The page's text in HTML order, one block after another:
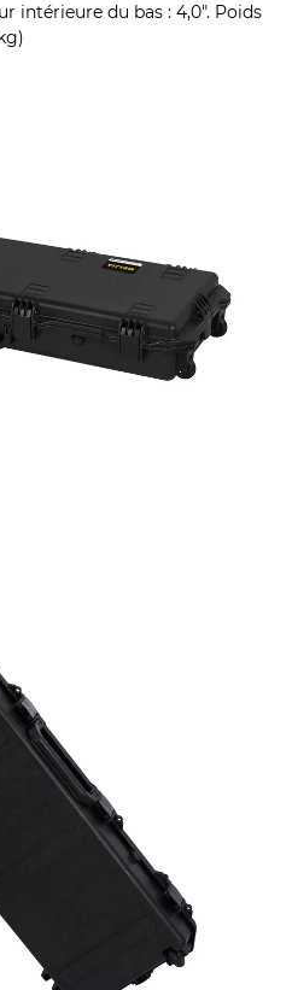
intérieure du bas : 4,0". Poids